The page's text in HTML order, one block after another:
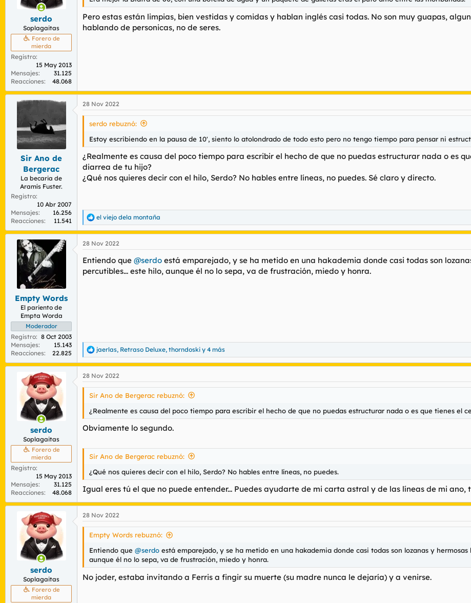
serdo
Soplagaitas
Forero de
mierda
Registro
15 May 2013
Mensajes
31.125
Reacciones
48.068
Pero estas están limpias, bien vestidas y comidas y hablan inglés casi todas. No son muy guapas,
hablando de personicas, no de seres.
Sir Ano de
Bergerac
La becaria de
Aramís Fuster.
Registro
10 Abr 2007
Mensajes
16.256
Reacciones
11.541
28 Nov 2022
serdo rebuznó:
Estoy escribiendo en la pausa de 10', siento lo atolondrado de todo esto pero no tengo tiempo para pensar ni
¿Realmente es causa del poco tiempo para escribir el hecho de que no puedas estructurar nada o es
diarrea de tu hijo?
¿Qué nos quieres decir con el hilo, Serdo? No hables entre líneas, no puedes. Sé claro y directo.
R
e
a
c
i
o
el viejo dela montaña
Empty Words
El pariento de
Empta Worda
Moderador
Registro
8 Oct 2003
Mensajes
15.143
Reacciones
22.825
28 Nov 2022
Entiendo que @serdo está emparejado, y se ha metido en una hakademia donde casi todas son
percutibles... este hilo, aunque él no lo sepa, va de frustración, miedo y honra.
R
e
a
c
c
e
s
jaerlas, Retraso Deluxe, thorndoski y 4 más
serdo
Soplagaitas
Forero de
mierda
Registro
15 May 2013
Mensajes
31.125
Reacciones
48.068
28 Nov 2022
Sir Ano de Bergerac rebuznó:
¿Realmente es causa del poco tiempo para escribir el hecho de que no puedas estructurar nada o es que tienes el
Obviamente lo segundo.
Sir Ano de Bergerac rebuznó:
¿Qué nos quieres decir con el hilo, Serdo? No hables entre líneas, no puedes.
Igual eres tú el que no puede entender... Puedes ayudarte de mi carta astral y de las líneas de mi ano,
serdo
Soplagaitas
Forero de
mierda
28 Nov 2022
Empty Words rebuznó:
Entiendo que @serdo está emparejado, y se ha metido en una hakademia donde casi todas son lozanas y
aunque él no lo sepa, va de frustración, miedo y honra.
No joder, estaba invitando a Ferris a fingir su muerte (su madre nunca le dejaría) y a venirse.